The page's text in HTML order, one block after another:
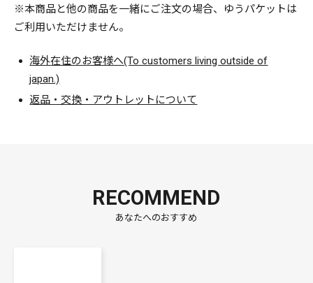
※本商品と他の商品を一緒にご注文の場合、ゆうパケットは
ご利用いただけません。
海外在住のお客様へ(To customers living outside of
japan.)
返品・交換・アウトレットについて
RECOMMEND
あなたへのおすすめ